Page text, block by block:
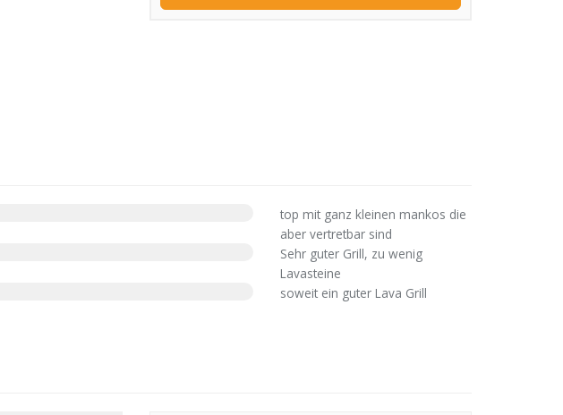
top mit ganz kleinen mankos die
aber vertretbar sind
Sehr guter Grill, zu wenig
Lavasteine
soweit ein guter Lava Grill